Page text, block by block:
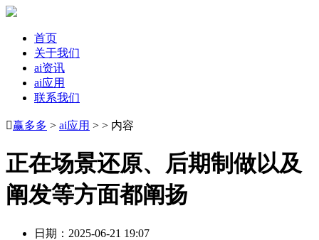
首页
关于我们
ai资讯
ai应用
联系我们
赢多多 > ai应用 > > 内容
正在场景还原、后期制做以及
阐发等方面都阐扬
日期：2025-06-21 19:07